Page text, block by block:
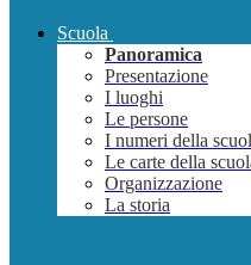
Scuola
Panoramica
Presentazione
I luoghi
Le persone
I numeri della
Le carte della
Organizzazione
La storia